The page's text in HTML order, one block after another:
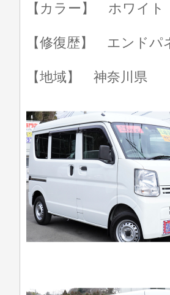
【カラー】 ホワイト
【修復歴】 エンドパ
【地域】 神奈川県